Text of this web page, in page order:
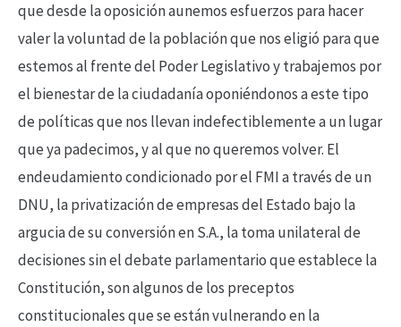
que desde la oposición aunemos esfuerzos para hacer
valer la voluntad de la población que nos eligió para que
estemos al frente del Poder Legislativo y trabajemos por
el bienestar de la ciudadanía oponiéndonos a este tipo
de políticas que nos llevan indefectiblemente a un lugar
que ya padecimos, y al que no queremos volver. El
endeudamiento condicionado por el FMI a través de un
DNU, la privatización de empresas del Estado bajo la
argucia de su conversión en S.A., la toma unilateral de
decisiones sin el debate parlamentario que establece la
Constitución, son algunos de los preceptos
constitucionales que se están vulnerando en la